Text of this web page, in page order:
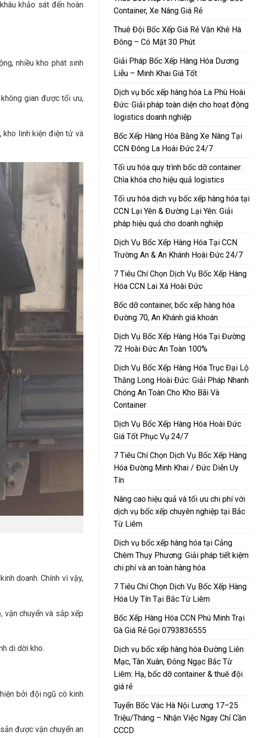
khảo sát đến hoàn
nhiều kho phát sinh
gian được tối ưu,
linh kiện điện tử và
doanh. Chính vì vậy,
vận chuyển và sắp xếp
di dời kho.
bởi đội ngũ có kinh
được vận chuyển an
Container, Xe Nâng Giá Rẻ
Thuê Đội Bốc Xếp Giá Rẻ Văn Khê Hà
Đông – Có Mặt 30 Phút
Giải Pháp Bốc Xếp Hàng Hóa Dương
Liễu – Minh Khai Giá Tốt
Dịch vụ bốc xếp hàng hóa La Phù Hoài
Đức: Giải pháp toàn diện cho hoạt động
logistics doanh nghiệp
Bốc Xếp Hàng Hóa Bằng Xe Nâng Tại
CCN Đông La Hoài Đức 24/7
Tối ưu hóa quy trình bốc dỡ container:
Chìa khóa cho hiệu quả logistics
Tối ưu hóa dịch vụ bốc xếp hàng hóa tại
CCN Lại Yên & Đường Lại Yên: Giải
pháp hiệu quả cho doanh nghiệp
Dịch Vụ Bốc Xếp Hàng Hóa Tại CCN
Trường An & An Khánh Hoài Đức 24/7
7 Tiêu Chí Chọn Dịch Vụ Bốc Xếp Hàng
Hóa CCN Lai Xá Hoài Đức
Bốc dỡ container, bốc xếp hàng hóa
Đường 70, An Khánh giá khoán
Dịch Vụ Bốc Xếp Hàng Hóa Tại Đường
72 Hoài Đức An Toàn 100%
Dịch Vụ Bốc Xếp Hàng Hóa Trục Đại Lộ
Thăng Long Hoài Đức: Giải Pháp Nhanh
Chóng An Toàn Cho Kho Bãi Và
Container
Dịch Vụ Bốc Xếp Hàng Hóa Hoài Đức
Giá Tốt Phục Vụ 24/7
7 Tiêu Chí Chọn Dịch Vụ Bốc Xếp Hàng
Hóa Đường Minh Khai / Đức Diễn Uy
Tín
Nâng cao hiệu quả và tối ưu chi phí với
dịch vụ bốc xếp chuyên nghiệp tại Bắc
Từ Liêm
Dịch vụ bốc xếp hàng hóa tại Cảng
Chèm Thụy Phương: Giải pháp tiết kiệm
chi phí và an toàn hàng hóa
7 Tiêu Chí Chọn Dịch Vụ Bốc Xếp Hàng
Hóa Uy Tín Tại Bắc Từ Liêm
Bốc Xếp Hàng Hóa CCN Phú Minh Trại
Gà Giá Rẻ Gọi 0793836555
Dịch vụ bốc xếp hàng hóa Đường Liên
Mạc, Tân Xuân, Đông Ngạc Bắc Từ
Liêm: Hạ, bốc dỡ container & thuê đội
giá rẻ
Tuyển Bốc Vác Hà Nội Lương 17–25
Triệu/Tháng – Nhận Việc Ngay Chỉ Cần
CCCD